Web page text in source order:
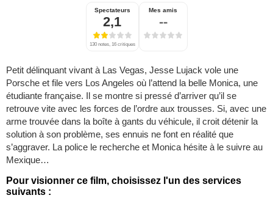
Spectateurs
2,1
130 notes, 16 critiques
Mes amis
--
Petit délinquant vivant à Las Vegas, Jesse Lujack vole une
Porsche et file vers Los Angeles où l’attend la belle Monica, une
étudiante française. Il se montre si pressé d’arriver qu’il se
retrouve vite avec les forces de l’ordre aux trousses. Si, avec une
arme trouvée dans la boîte à gants du véhicule, il croit détenir la
solution à son problème, ses ennuis ne font en réalité que
s’aggraver. La police le recherche et Monica hésite à le suivre au
Mexique…
Pour visionner ce film, choisissez l'un des services
suivants :